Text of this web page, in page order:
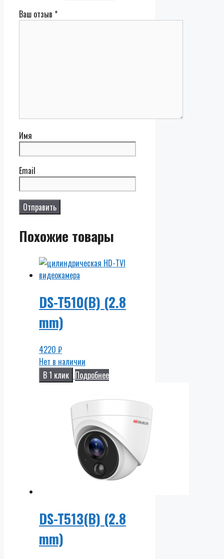
Ваш отзыв *
Имя
Email
Похожие товары
DS-T510(B) (2.8
mm)
4220 ₽
Нет в наличии
В 1 клик Подробнее
DS-T513(B) (2.8
mm)